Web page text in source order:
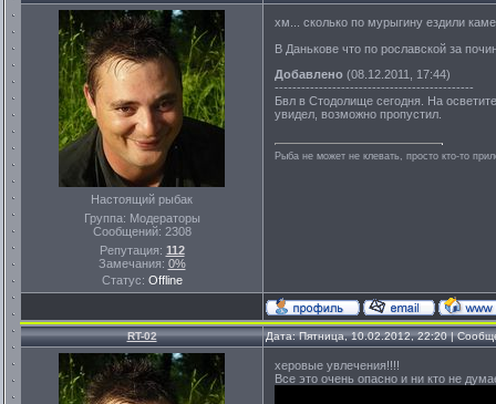
Настоящий рыбак
Группа: Модераторы
Сообщений: 2308
Репутация: 112
Замечания: 0%
Статус: Offline
хм... сколько по мурыгину ездили
В Данькове что по рославской за
Добавлено (08.12.2011, 17:44)
---------------------------------------------
Бвл в Стодолище сегодня. На
увидел, возможно пропустил.
Рыба не может не клевать, просто кто-то
RT-02 Дата: Пятница, 10.02.2012, 22:20 |
херовые увлечения!!!!
Все это очень опасно и ни кто не